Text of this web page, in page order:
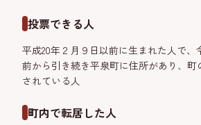
投票できる人
平成20年２月９日以前に生まれた人で、
前から引き続き平泉町に住所があり、
されている人
町内で転居した人